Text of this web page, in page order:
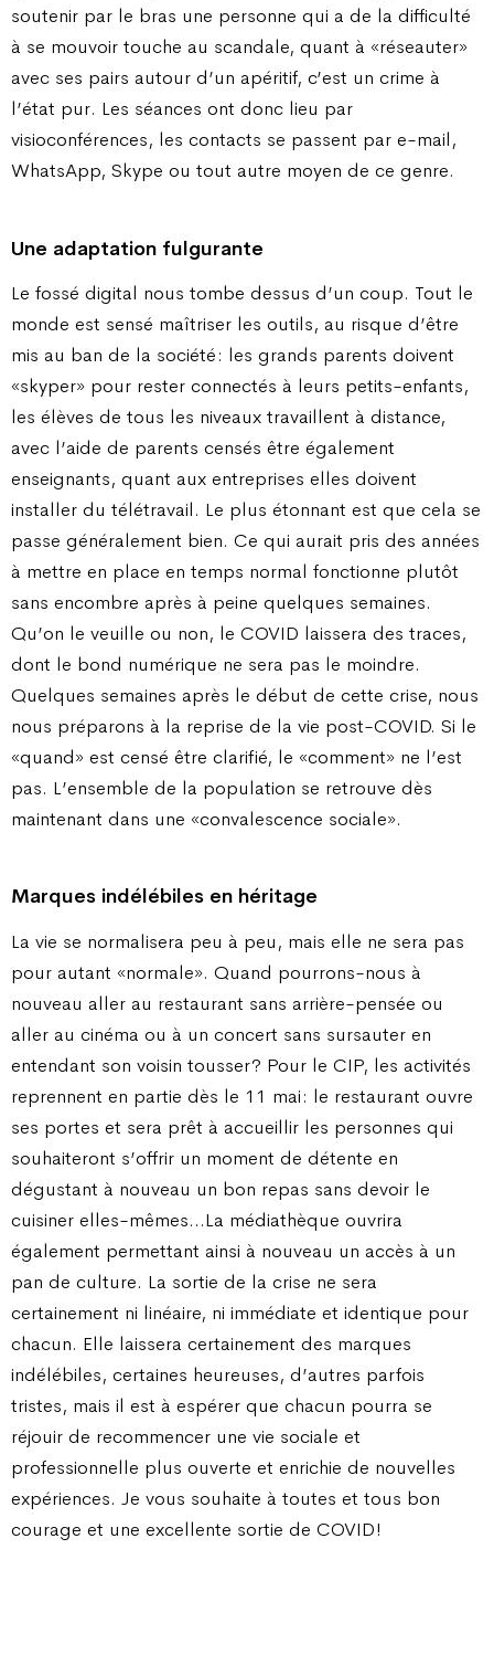
soutenir par le bras une personne qui a de la difficulté
à se mouvoir touche au scandale, quant à «réseauter»
avec ses pairs autour d’un apéritif, c’est un crime à
l’état pur. Les séances ont donc lieu par
visioconférences, les contacts se passent par e-mail,
WhatsApp, Skype ou tout autre moyen de ce genre.
Une adaptation fulgurante
Le fossé digital nous tombe dessus d’un coup. Tout le
monde est sensé maîtriser les outils, au risque d’être
mis au ban de la société : les grands parents doivent
«skyper» pour rester connectés à leurs petits-enfants,
les élèves de tous les niveaux travaillent à distance,
avec l’aide de parents censés être également
enseignants, quant aux entreprises elles doivent
installer du télétravail. Le plus étonnant est que cela se
passe généralement bien. Ce qui aurait pris des années
à mettre en place en temps normal fonctionne plutôt
sans encombre après à peine quelques semaines.
Qu’on le veuille ou non, le COVID laissera des traces,
dont le bond numérique ne sera pas le moindre.
Quelques semaines après le début de cette crise, nous
nous préparons à la reprise de la vie post-COVID. Si le
«quand» est censé être clarifié, le «comment» ne l’est
pas. L’ensemble de la population se retrouve dès
maintenant dans une «convalescence sociale».
Marques indélébiles en héritage
La vie se normalisera peu à peu, mais elle ne sera pas
pour autant «normale». Quand pourrons-nous à
nouveau aller au restaurant sans arrière-pensée ou
aller au cinéma ou à un concert sans sursauter en
entendant son voisin tousser ? Pour le CIP, les activités
reprennent en partie dès le 11 mai : le restaurant ouvre
ses portes et sera prêt à accueillir les personnes qui
souhaiteront s’offrir un moment de détente en
dégustant à nouveau un bon repas sans devoir le
cuisiner elles-mêmes…La médiathèque ouvrira
également permettant ainsi à nouveau un accès à un
pan de culture. La sortie de la crise ne sera
certainement ni linéaire, ni immédiate et identique pour
chacun. Elle laissera certainement des marques
indélébiles, certaines heureuses, d’autres parfois
tristes, mais il est à espérer que chacun pourra se
réjouir de recommencer une vie sociale et
professionnelle plus ouverte et enrichie de nouvelles
expériences. Je vous souhaite à toutes et tous bon
courage et une excellente sortie de COVID !